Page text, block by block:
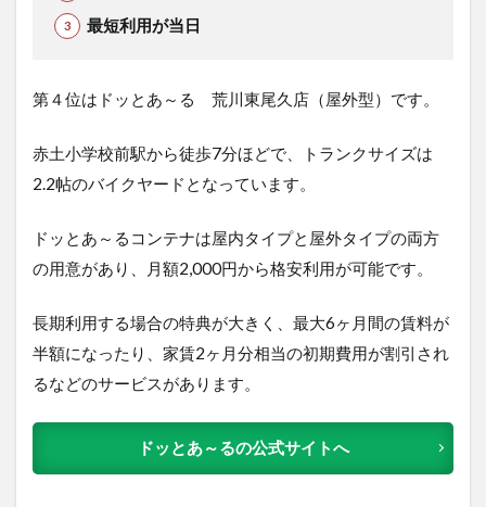
最短利用が当日
第４位はドッとあ～る 荒川東尾久店（屋外型）です。
赤土小学校前駅から徒歩7分ほどで、トランクサイズは
2.2帖のバイクヤードとなっています。
ドッとあ～るコンテナは屋内タイプと屋外タイプの両方
の用意があり、月額2,000円から格安利用が可能です。
長期利用する場合の特典が大きく、最大6ヶ月間の賃料が
半額になったり、家賃2ヶ月分相当の初期費用が割引され
るなどのサービスがあります。
ドッとあ～るの公式サイトへ